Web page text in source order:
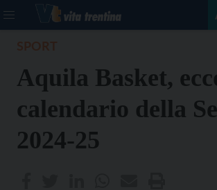
Aquila Basket,
calendario della
2024-25